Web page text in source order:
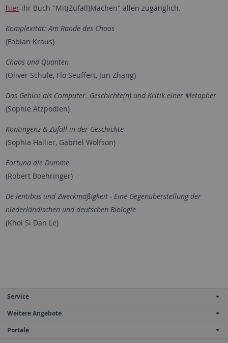
hierihr Buch "Mit(Zufall)Machen" allen zugänglich.
Komplexität: Am Rande des Chaos
(Fabian Kraus)
Chaos und Quanten
(Oliver Schüle, Flo Seuffert, Jun Zhang)
Das Gehirn als Computer. Geschichte(n) und Kritik einer Metapher
(Sophie Atzpodien)
Kontingenz & Zufall in der Geschichte
(Sophia Hallier, Gabriel Wolfson)
Fortuna die Dumme
(Robert Boehringer)
De lentibus und Zweckmäßigkeit - Eine Gegenüberstellung der
niederländischen und deutschen Biologie
(Khoi Si Dan Le)
Service
Weitere Angebote
Portale